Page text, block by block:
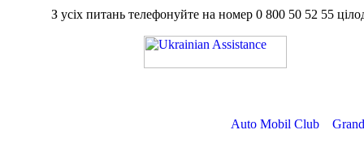
З усіх питань телефонуйте на номер 0 800 50 52 55
Auto Mobil Club